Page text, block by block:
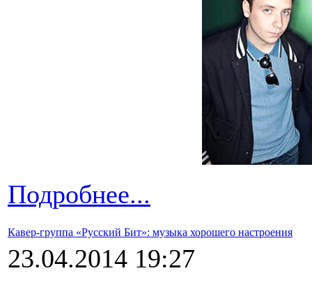
Подробнее...
Кавер-группа «Русский Бит»: музыка хорошего настроения
23.04.2014 19:27